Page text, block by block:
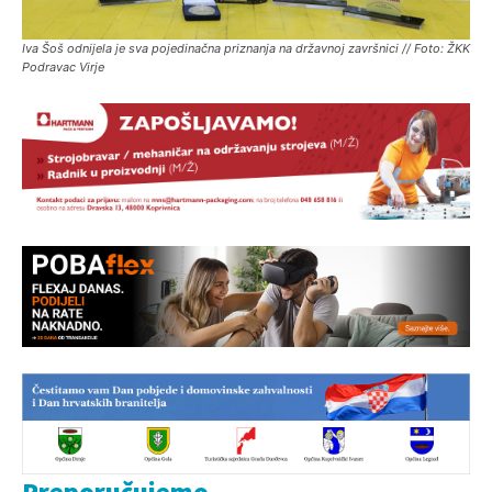
Iva Šoš odnijela je sva pojedinačna priznanja na državnoj završnici // Foto: ŽKK
Podravac Virje